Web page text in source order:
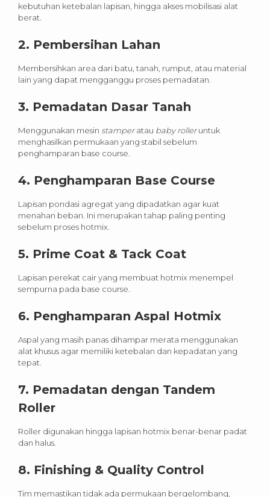
kebutuhan ketebalan lapisan, hingga akses mobilisasi alat
berat.
2. Pembersihan Lahan
Membersihkan area dari batu, tanah, rumput, atau material
lain yang dapat mengganggu proses pemadatan.
3. Pemadatan Dasar Tanah
Menggunakan mesin stamperatau baby rolleruntuk
menghasilkan permukaan yang stabil sebelum
penghamparan base course.
4. Penghamparan Base Course
Lapisan pondasi agregat yang dipadatkan agar kuat
menahan beban. Ini merupakan tahap paling penting
sebelum proses hotmix.
5. Prime Coat & Tack Coat
Lapisan perekat cair yang membuat hotmix menempel
sempurna pada base course.
6. Penghamparan Aspal Hotmix
Aspal yang masih panas dihampar merata menggunakan
alat khusus agar memiliki ketebalan dan kepadatan yang
tepat.
7. Pemadatan dengan Tandem
Roller
Roller digunakan hingga lapisan hotmix benar-benar padat
dan halus.
8. Finishing & Quality Control
Tim memastikan tidak ada permukaan bergelombang,